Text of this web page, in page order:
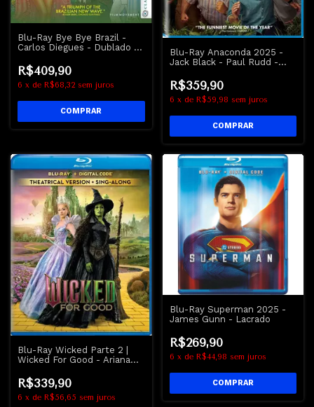
Blu-Ray Bye Bye Brazil -
Carlos Diegues - Dublado -
R$409,90
6 x de R$68,32 sem juros
Blu-Ray Anaconda 2025 -
Jack Black - Paul Rudd -
R$359,90
6 x de R$59,98 sem juros
Blu-Ray Wicked Parte 2 |
Wicked For Good - Ariana
R$339,90
6 x de R$56,65 sem juros
Blu-Ray Superman 2025 -
James Gunn - Lacrado
R$269,90
6 x de R$44,98 sem juros